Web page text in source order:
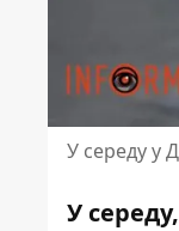
У середу у
У